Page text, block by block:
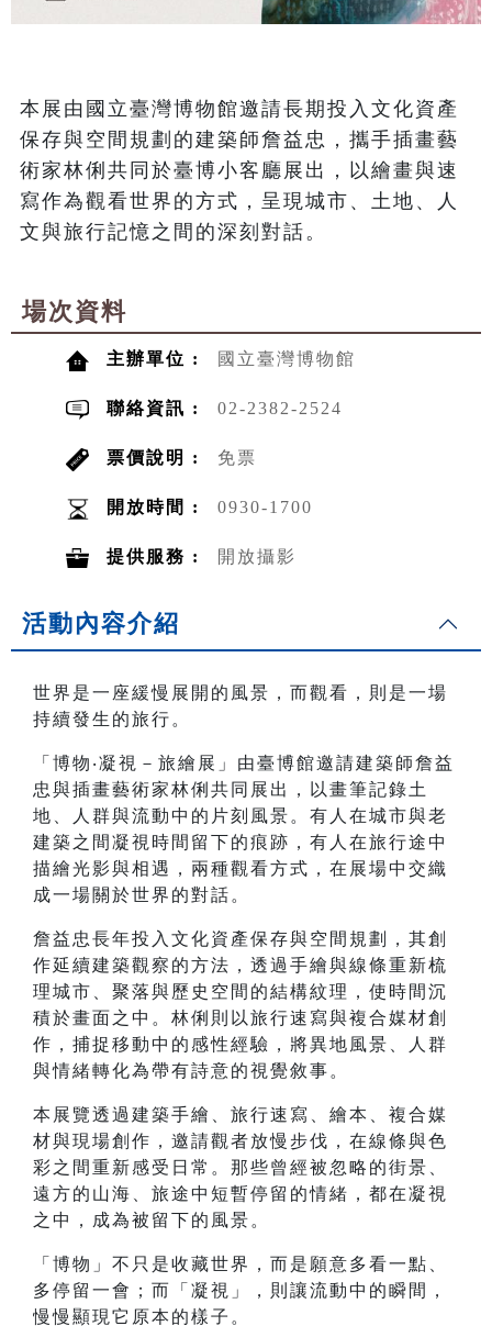
本展由國立臺灣博物館邀請長期投入文化資產
保存與空間規劃的建築師詹益忠，攜手插畫藝
術家林俐共同於臺博小客廳展出，以繪畫與速
寫作為觀看世界的方式，呈現城市、土地、人
文與旅行記憶之間的深刻對話。
場次資料
主辦單位 : 國立臺灣博物館
聯絡資訊 : 02-2382-2524
票價說明 : 免票
開放時間 : 0930-1700
提供服務 : 開放攝影
活動內容介紹
世界是一座緩慢展開的風景，而觀看，則是一場
持續發生的旅行。
「博物‧凝視－旅繪展」由臺博館邀請建築師詹益
忠與插畫藝術家林俐共同展出，以畫筆記錄土
地、人群與流動中的片刻風景。有人在城市與老
建築之間凝視時間留下的痕跡，有人在旅行途中
描繪光影與相遇，兩種觀看方式，在展場中交織
成一場關於世界的對話。
詹益忠長年投入文化資產保存與空間規劃，其創
作延續建築觀察的方法，透過手繪與線條重新梳
理城市、聚落與歷史空間的結構紋理，使時間沉
積於畫面之中。林俐則以旅行速寫與複合媒材創
作，捕捉移動中的感性經驗，將異地風景、人群
與情緒轉化為帶有詩意的視覺敘事。
本展覽透過建築手繪、旅行速寫、繪本、複合媒
材與現場創作，邀請觀者放慢步伐，在線條與色
彩之間重新感受日常。那些曾經被忽略的街景、
遠方的山海、旅途中短暫停留的情緒，都在凝視
之中，成為被留下的風景。
「博物」不只是收藏世界，而是願意多看一點、
多停留一會；而「凝視」，則讓流動中的瞬間，
慢慢顯現它原本的樣子。